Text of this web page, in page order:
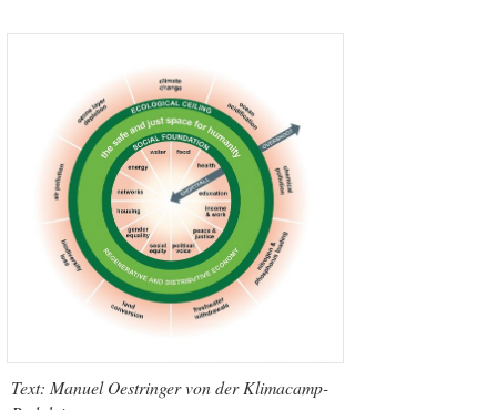
Text: Manuel Oestringer von der Klimacamp-